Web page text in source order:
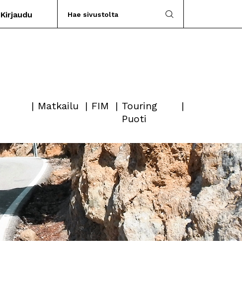
Kirjaudu
Matkailu FIM
Touring
Puoti